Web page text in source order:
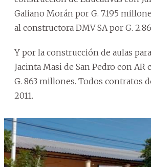
Galiano Morán por G. 7.195
al constructora DMV SA por G.
Y por la construcción de aulas
Jacinta Masi de San Pedro con
G. 863 millones. Todos contratos
2011.